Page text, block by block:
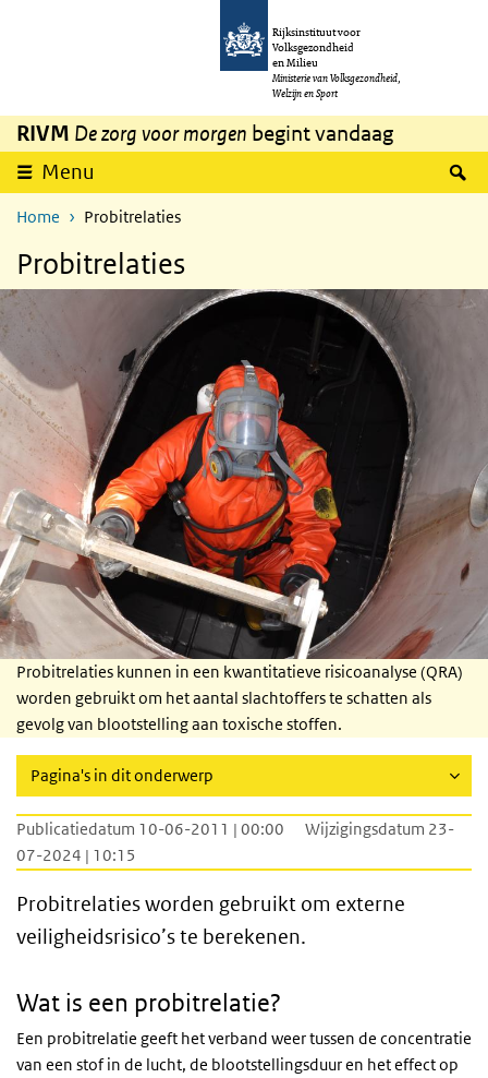
Overslaan en naar de inhoud gaan
Rijksinstituut voor
Volksgezondheid
en Milieu
Ministerie van Volksgezondheid,
Welzijn en Sport
RIVM De zorg voor morgen begint vandaag
Menu
Home Probitrelaties
Probitrelaties
Probitrelaties kunnen in een kwantitatieve risicoanalyse (QRA)
worden gebruikt om het aantal slachtoffers te schatten als
gevolg van blootstelling aan toxische stoffen.
Pagina's in dit onderwerp
Publicatiedatum 10-06-2011 | 00:00
Wijzigingsdatum 23-
07-2024 | 10:15
Probitrelaties worden gebruikt om externe
veiligheidsrisico’s te berekenen.
Wat is een probitrelatie?
Een probitrelatie geeft het verband weer tussen de concentratie
van een stof in de lucht, de blootstellingsduur en het effect op